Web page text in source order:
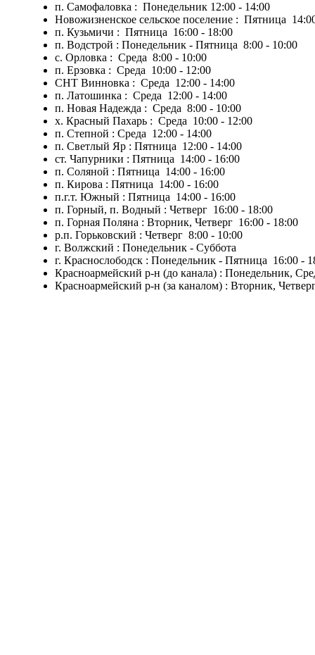
п. Самофаловка : Понедельник 12:00 - 14:00
Новожизненское сельское поселение : Пятница
п. Кузьмичи : Пятница 16:00 - 18:00
п. Водстрой : Понедельник - Пятница 8:00 - 10:00
с. Орловка : Среда 8:00 - 10:00
п. Ерзовка : Среда 10:00 - 12:00
СНТ Винновка : Среда 12:00 - 14:00
п. Латошинка : Среда 12:00 - 14:00
п. Новая Надежда : Среда 8:00 - 10:00
х. Красный Пахарь : Среда 10:00 - 12:00
п. Степной : Среда 12:00 - 14:00
п. Светлый Яр : Пятница 12:00 - 14:00
ст. Чапурники : Пятница 14:00 - 16:00
п. Соляной : Пятница 14:00 - 16:00
п. Кирова : Пятница 14:00 - 16:00
п.г.т. Южный : Пятница 14:00 - 16:00
п. Горный, п. Водный : Четверг 16:00 - 18:00
п. Горная Поляна : Вторник, Четверг 16:00 - 18:00
р.п. Горьковский : Четверг 8:00 - 10:00
г. Волжский : Понедельник - Суббота
г. Краснослободск : Понедельник - Пятница 16:00 -
Красноармейский р-н (до канала) : Понедельник,
Красноармейский р-н (за каналом) : Вторник,